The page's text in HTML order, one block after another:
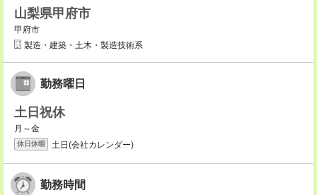
山梨県甲府市
甲府市
製造・建築・土木・製造技術系
勤務曜日
土日祝休
月～金
休日休暇 土日(会社カレンダー)
勤務時間